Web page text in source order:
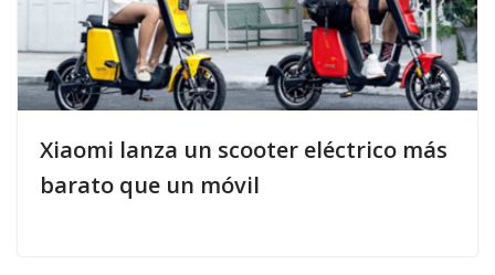
Xiaomi lanza un scooter eléctrico más
barato que un móvil